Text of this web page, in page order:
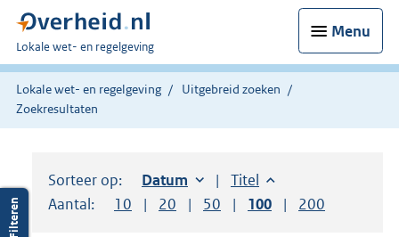
Menu
U
bent
hier:
Lokale wet- en regelgeving
Lokale wet- en regelgeving
Uitgebreid zoeken
Zoekresultaten
Sorteer op: Sorteer op:
Datum oplopendSorteer op:
Titel oplopend
Aantal:
Toon
10 resultaten per pagina
Toon
20 resultaten per pagina
Toon
50 resultaten per pagina
Toon
100 resultaten per
Toon
200